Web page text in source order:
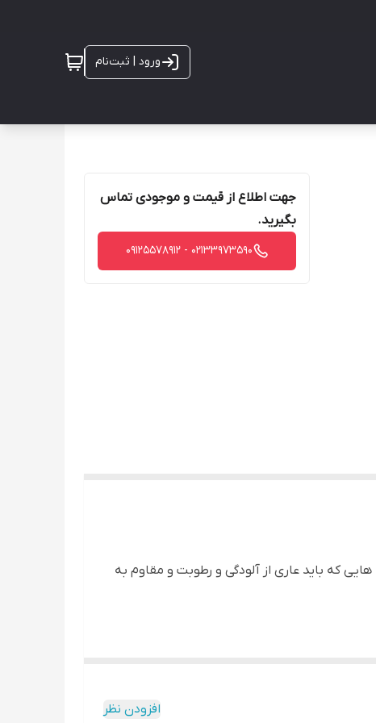
ورود | ثبت‌نام
جهت اطلاع از قیمت و موجودی تماس
بگیرید.
02133973590 - 09125578912
که باید عاری از آلودگی و رطوبت و مقاوم به
افزودن نظر